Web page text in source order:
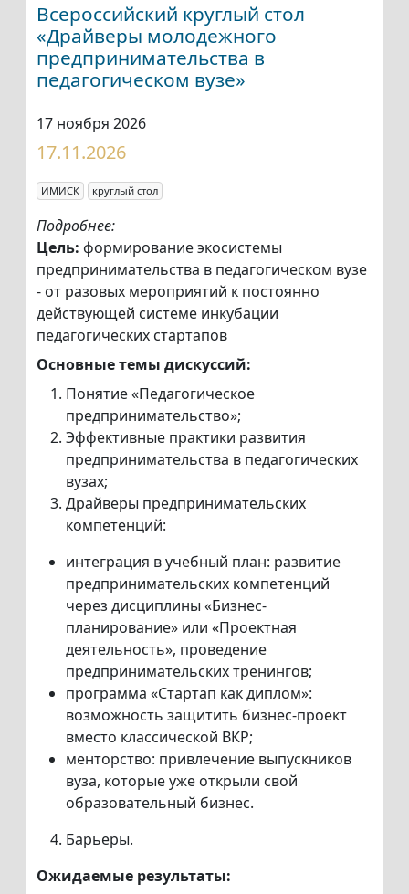
Всероссийский круглый стол
«Драйверы молодежного
предпринимательства в
педагогическом вузе»
17 ноября 2026
17.11.2026
ИМИСК круглый стол
Подробнее:
Цель: формирование экосистемы
предпринимательства в педагогическом вузе
- от разовых мероприятий к постоянно
действующей системе инкубации
педагогических стартапов
Основные темы дискуссий:
Понятие «Педагогическое
предпринимательство»;
Эффективные практики развития
предпринимательства в педагогических
вузах;
Драйверы предпринимательских
компетенций:
интеграция в учебный план: развитие
предпринимательских компетенций
через дисциплины «Бизнес-
планирование» или «Проектная
деятельность», проведение
предпринимательских тренингов;
программа «Стартап как диплом»:
возможность защитить бизнес-проект
вместо классической ВКР;
менторство: привлечение выпускников
вуза, которые уже открыли свой
образовательный бизнес.
Барьеры.
Ожидаемые результаты: